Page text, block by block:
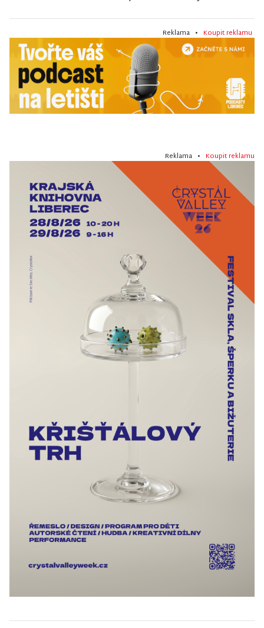
Reklama • Koupit reklamu
Reklama • Koupit reklamu